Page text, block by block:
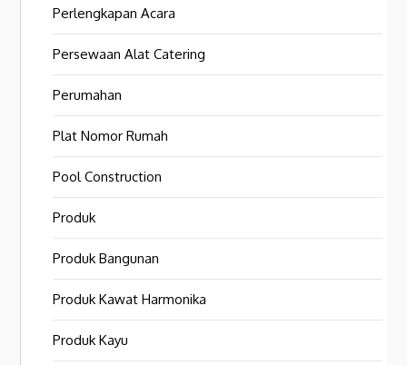
Perlengkapan Acara
Persewaan Alat Catering
Perumahan
Plat Nomor Rumah
Pool Construction
Produk
Produk Bangunan
Produk Kawat Harmonika
Produk Kayu